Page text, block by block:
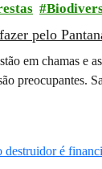
pelo
em chamas e
preocupantes.